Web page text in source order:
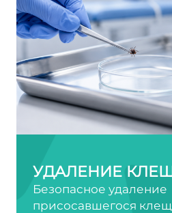
УДАЛЕНИЕ
Безопасное удаление
присосавшегося